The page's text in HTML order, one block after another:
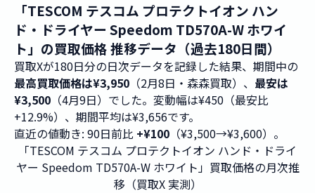
「TESCOM テスコム プロテクトイオン ハン
ド・ドライヤー Speedom TD570A-W ホワイ
ト」の買取価格 推移データ（過去180日間）
買取Xが180日分の日次データを記録した結果、期間中の
最高買取価格は¥3,950 （2月8日・森森買取）、 最安は
¥3,500 （4月9日）でした。変動幅は¥450（最安比
+12.9%）、期間平均は¥3,656です。
直近の値動き: 90日前比 +¥100 （¥3,500→¥3,600）。
「TESCOM テスコム プロテクトイオン ハンド・ドライ
ヤー Speedom TD570A-W ホワイト」買取価格の月次推
移（買取X 実測）